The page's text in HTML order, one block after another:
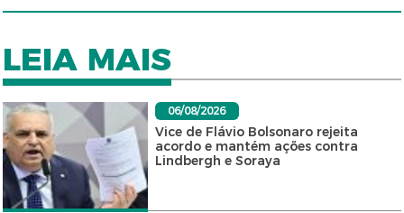
LEIA MAIS
06/08/2026
Vice de Flávio Bolsonaro rejeita
acordo e mantém ações contra
Lindbergh e Soraya